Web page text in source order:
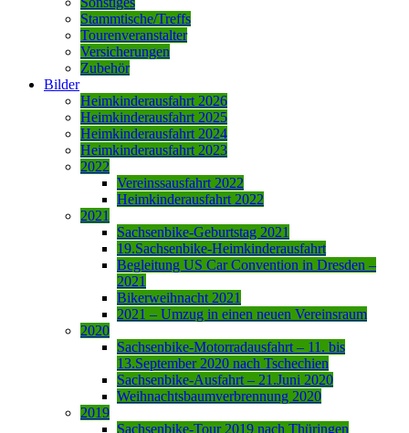
Stammtische/Treffs
Tourenveranstalter
Versicherungen
Zubehör
Bilder
Heimkinderausfahrt 2026
Heimkinderausfahrt 2025
Heimkinderausfahrt 2024
Heimkinderausfahrt 2023
2022
Vereinssausfahrt 2022
Heimkinderausfahrt 2022
2021
Sachsenbike-Geburtstag 2021
19.Sachsenbike-Heimkinderausfahrt
Begleitung US Car Convention in Dresden –
2021
Bikerweihnacht 2021
2021 – Umzug in einen neuen Vereinsraum
2020
Sachsenbike-Motorradausfahrt – 11. bis
13.September 2020 nach Tschechien
Sachsenbike-Ausfahrt – 21.Juni 2020
Weihnachtsbaumverbrennung 2020
2019
Sachsenbike-Tour 2019 nach Thüringen